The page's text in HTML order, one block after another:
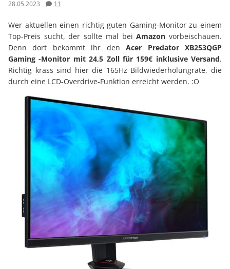
28.05.2023 11
Wer aktuellen einen richtig guten Gaming-Monitor zu einem
Top-Preis sucht, der sollte mal beiAmazonvorbeischauen.
Denn dort bekommt ihr denAcer Predator XB253QGP
Gaming -Monitor mit 24,5 Zoll für 159€ inklusive Versand.
Richtig krass sind hier die 165Hz Bildwiederholungrate, die
durch eine LCD-Overdrive-Funktion erreicht werden. :O